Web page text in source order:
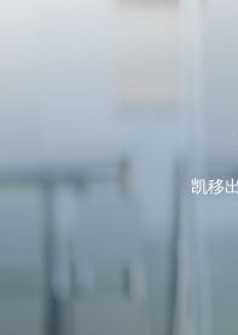
凯移